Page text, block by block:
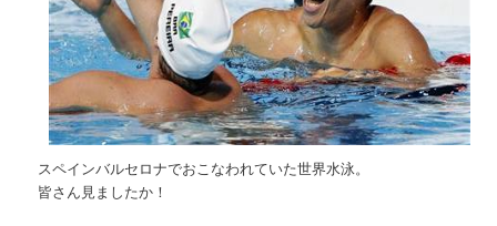
スペインバルセロナでおこなわれていた世界水泳。
皆さん見ましたか！